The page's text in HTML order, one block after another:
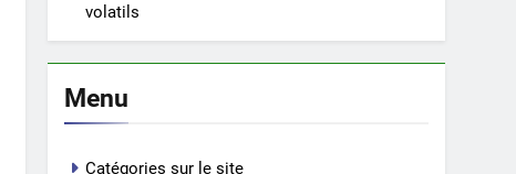
volatils
Menu
Catégories sur le site